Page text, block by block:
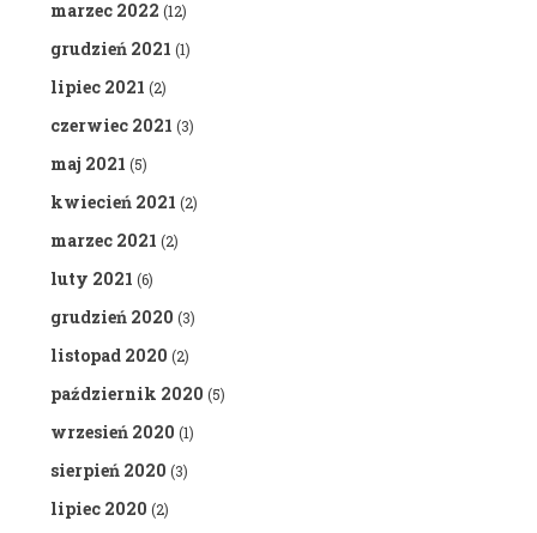
marzec 2022 (12)
grudzień 2021 (1)
lipiec 2021 (2)
czerwiec 2021 (3)
maj 2021 (5)
kwiecień 2021 (2)
marzec 2021 (2)
luty 2021 (6)
grudzień 2020 (3)
listopad 2020 (2)
październik 2020 (5)
wrzesień 2020 (1)
sierpień 2020 (3)
lipiec 2020 (2)